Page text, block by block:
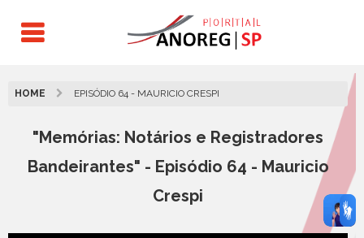
HOME EPISÓDIO 64 - MAURICIO CRESPI
"Memórias: Notários e Registradores
Bandeirantes" - Episódio 64 - Mauricio
Crespi